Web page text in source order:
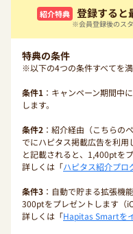
紹介特典 登録すると
※会員登録後のス
特典の条件
※以下の4つの条件すべてを
条件1 ：キャンペーン期間中
します。
条件2 ：紹介経由（こちらの
でにハピタス掲載広告を利用
と記載されると、1,400ptをプ
詳しくは「ハピタス紹介プロ
条件3 ：自動で貯まる拡張機
300ptをプレゼントします（
詳しくは「Hapitas Smartを